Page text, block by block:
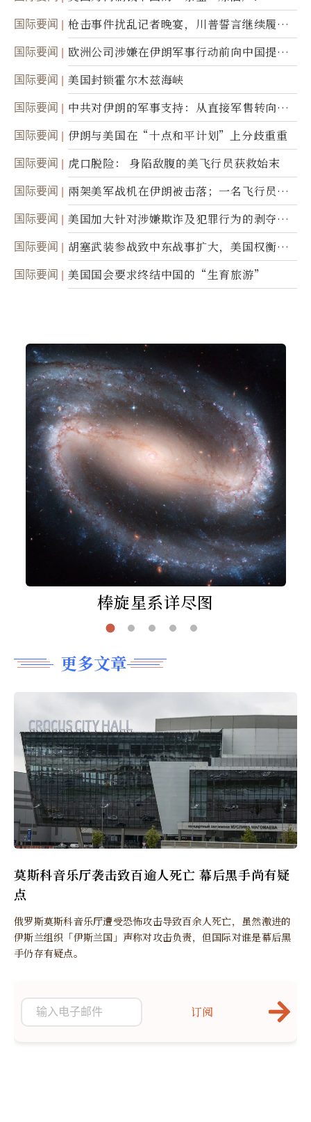
国际要闻
枪击事件扰乱记者晚宴，川普誓言继续履行
职责
国际要闻
欧洲公司涉嫌在伊朗军事行动前向中国提供
美军基地的卫星图像
国际要闻 美国封锁霍尔木兹海峡
国际要闻
中共对伊朗的军事支持：从直接军售转向间
接技术转让
国际要闻 伊朗与美国在“十点和平计划”上分歧重重
国际要闻 虎口脱险： 身陷敌腹的美飞行员获救始末
国际要闻
兩架美军战机在伊朗被击落；一名飞行员失
踪
国际要闻
美国加大针对涉嫌欺诈及犯罪行为的剥夺公
民权力度
国际要闻
胡塞武装参战致中东战事扩大，美国权衡地
面入侵的可能性
国际要闻 美国国会要求终结中国的“生育旅游”
棒旋星系详尽图
更多文章
莫斯科音乐厅袭击致百逾人死亡 幕后黑手尚有疑
点
俄罗斯莫斯科音乐厅遭受恐怖攻击导致百余人死亡，虽然激进的
伊斯兰组织「伊斯兰国」声称对攻击负责，但国际对谁是幕后黑
手仍存有疑点。
订阅